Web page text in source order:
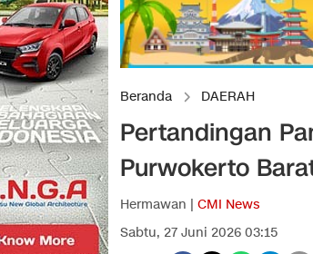
Beranda DAERAH
Pertandingan
Purwokerto
Hermawan | CMI News
Sabtu, 27 Juni 2026 03:15